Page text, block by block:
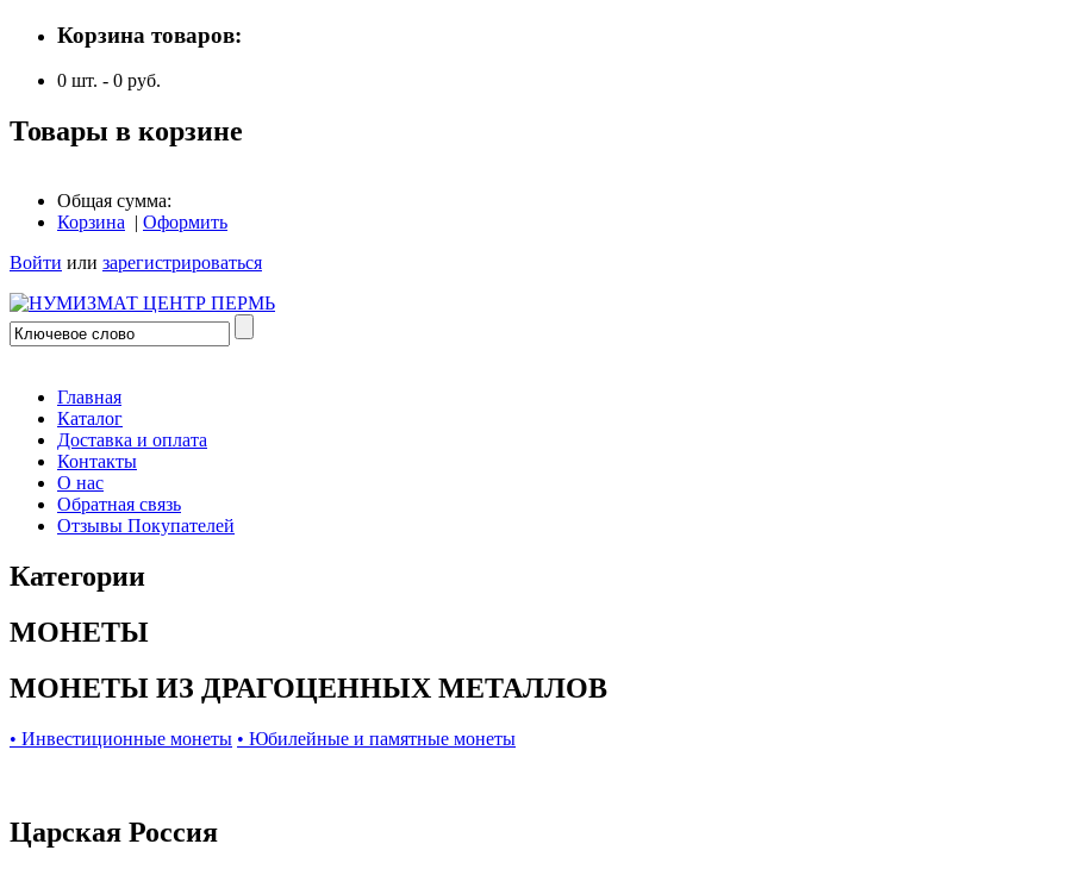
Корзина товаров:
0 шт. - 0 руб.
Товары в корзине
Общая сумма:
Корзина | Оформить
Войти или зарегистрироваться
Главная
Каталог
Доставка и оплата
Контакты
О нас
Обратная связь
Отзывы Покупателей
Категории
МОНЕТЫ
МОНЕТЫ ИЗ ДРАГОЦЕННЫХ МЕТАЛЛОВ
• Инвестиционные монеты • Юбилейные и памятные монеты
Царская Россия